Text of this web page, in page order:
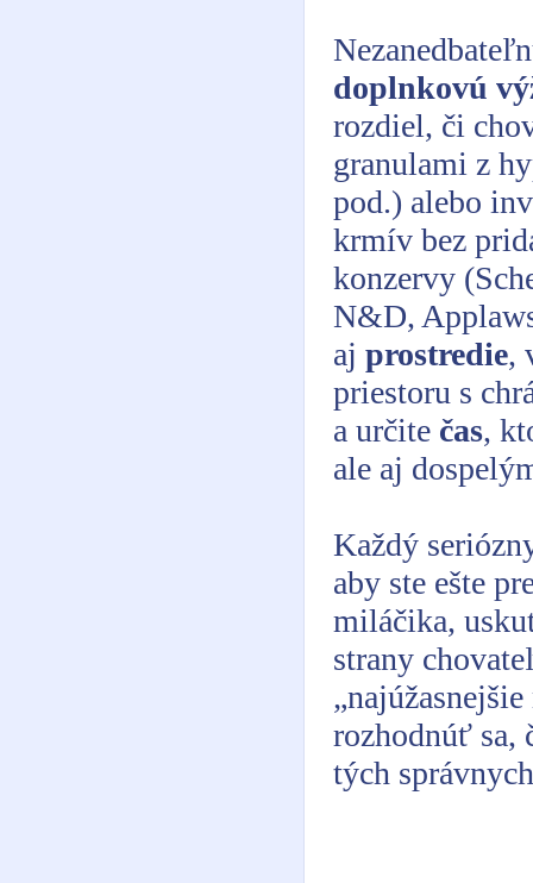
doplnkovú
rozdiel, či
granulami z
pod.) alebo
krmív bez
konzervy
N&D,
aj prostredie,
priestoru s
a určite čas,
ale aj
Každý
aby ste ešte
miláčika,
strany
rozhodnúť sa,
tých